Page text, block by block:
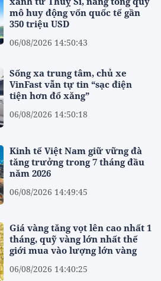
mô huy động vốn quốc tế gần
350 triệu USD
06/08/2026 14:50:43
Sống xa trung tâm, chủ xe
VinFast vẫn tự tin “sạc điện
tiện hơn đổ xăng”
06/08/2026 14:50:18
Kinh tế Việt Nam giữ vững đà
tăng trưởng trong 7 tháng đầu
năm 2026
06/08/2026 14:49:45
Giá vàng tăng vọt lên cao nhất 1
tháng, quỹ vàng lớn nhất thế
giới mua vào lượng lớn vàng
06/08/2026 14:40:25